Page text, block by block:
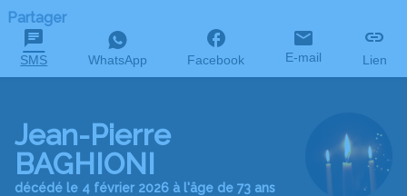
Partager
SMS WhatsApp Facebook E-mail Lien
Jean-Pierre
BAGHIONI
décédé le 4 février 2026 à l'âge de 73 ans